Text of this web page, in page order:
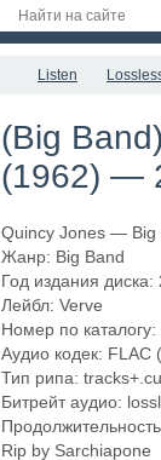
Listen
(Big
(1962) —
Quincy Jones — Big
Жанр: Big Band
Год издания диска:
Лейбл: Verve
Номер по
Аудио кодек: FLAC
Тип рипа:
Битрейт аудио:
Rip by Sarchiapone